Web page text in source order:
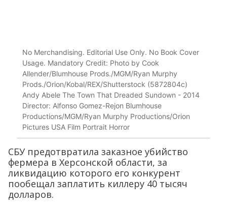
No Merchandising. Editorial Use Only. No Book Cover
Usage. Mandatory Credit: Photo by Cook
Allender/Blumhouse Prods./MGM/Ryan Murphy
Prods./Orion/Kobal/REX/Shutterstock (5872804c)
Andy Abele The Town That Dreaded Sundown - 2014
Director: Alfonso Gomez-Rejon Blumhouse
Productions/MGM/Ryan Murphy Productions/Orion
Pictures USA Film Portrait Horror
СБУ предотвратила заказное убийство
фермера в Херсонской области, за
ликвидацию которого его конкурент
пообещал заплатить киллеру 40 тысяч
долларов.